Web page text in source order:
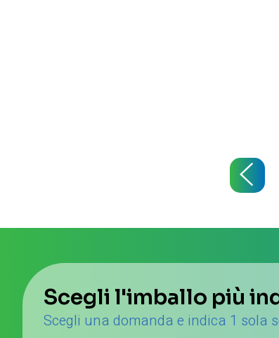
Scegli l'imballo più
Scegli una domanda e indica 1 sola